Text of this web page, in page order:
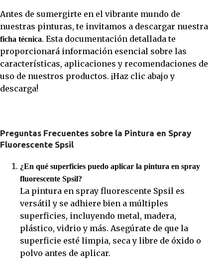
Antes de sumergirte en el vibrante mundo de
nuestras pinturas, te invitamos a descargar nuestra
ficha técnica. Esta documentación detallada te
proporcionará información esencial sobre las
características, aplicaciones y recomendaciones de
uso de nuestros productos. ¡Haz clic abajo y
descarga!
Preguntas Frecuentes sobre la Pintura en Spray
Fluorescente Spsil
¿En qué superficies puedo aplicar la pintura en spray
fluorescente Spsil?
La pintura en spray fluorescente Spsil es
versátil y se adhiere bien a múltiples
superficies, incluyendo metal, madera,
plástico, vidrio y más. Asegúrate de que la
superficie esté limpia, seca y libre de óxido o
polvo antes de aplicar.